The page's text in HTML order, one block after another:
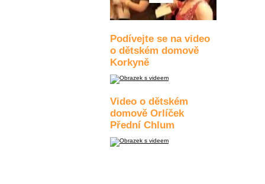
Podívejte se na video
o dětském domově
Korkyně
Video o dětském
domově Orlíček
Přední Chlum